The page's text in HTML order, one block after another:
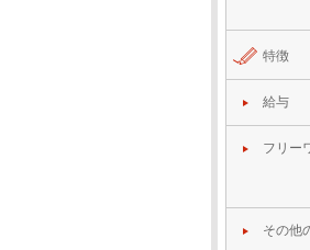
特徴
給与
フリー
その他